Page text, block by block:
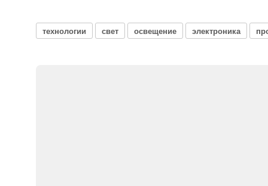
технологии свет освещение электроника